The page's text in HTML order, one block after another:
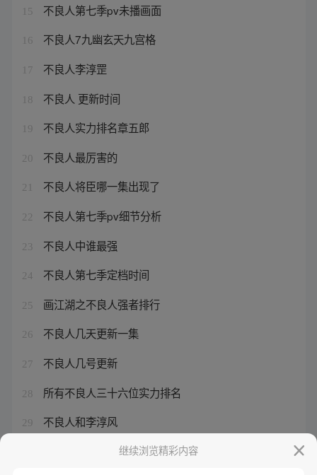
15 不良人第七季pv未播画面
16 不良人7九幽玄天九宫格
17 不良人李淳罡
18 不良人 更新时间
19 不良人实力排名章五郎
20 不良人最厉害的
21 不良人将臣哪一集出现了
22 不良人第七季pv细节分析
23 不良人中谁最强
24 不良人第七季定档时间
25 画江湖之不良人强者排行
26 不良人几天更新一集
27 不良人几号更新
28 所有不良人三十六位实力排名
29 不良人和李淳风
不良人李淳风武功继续浏览精彩内容